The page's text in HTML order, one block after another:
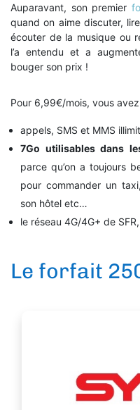
Auparavant, son premier
quand on aime discuter,
écouter de la musique ou
l’a entendu et a
bouger son prix !
Pour 6,99€/mois, vous
appels, SMS et MMS
7Go utilisables dans
parce qu’on a toujours
pour commander un
son hôtel etc…
le réseau 4G/4G+ de
Le forfait